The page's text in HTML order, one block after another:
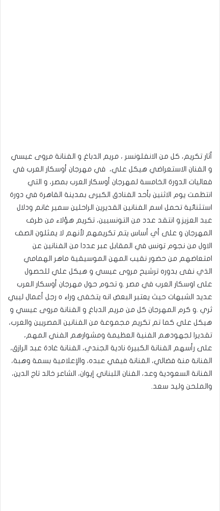
أثار تكريم، كل من الانفلونسر ، مريم الدباغ و الفنانة مروى عيسي
و الفنان الاستعراضي هيكل علي، في مهرجان أوسكار العرب في
فعاليات الدورة الخامسة لمهرجان أوسكار العرب بمصر، و التي
انتظمت يوم الاثنين بأحد الفنادق الكبرى بمدينة القاهرة في دورة
استثنائية تحمل اسم الفنانين القديرين الراحلين سمير غانم ودلال
عبد العزيز.و انتقد عدد من التونسيين، تكريم هؤلاء من طرف
المهرجان و على أي أساس يتم تكريمهم لأنهم لا يمثلون الصف
الاول من نجوم تونس في المقابل عبر عددا من الفنانين عن
امتعاضهم من حضور نقيب المهن الموسيقية ماهر الهمامي
الذي نفى بدوره ترشيح مروى عيسي و هيكل علي للحصول
على اوسكار العرب في مصر .و تحوم حول مهرجان أوسكار العرب
عديد الشبهات حيث يعتبر البعض انه يتخفى وراء ه رجل أعمال ليبي
ثري .و كرم المهرجان كل من مريم الدباغ و الفنانة مروى عيسي و
هيكل علي كما تم تكريم مجموعة من الفنانين المصريين والعرب،
تقديرا لجهودهم الفنية العظيمة ومشوارهم الفني المهم،
على رأسهم الفنانة الكبيرة نادية الجندي، الفنانة غادة عبد الرازق،
الفنانة منة فضالي، الفنانة فيفي عبده، والإعلامية بسمة وهبة،
الفنانة السعودية وعد، الفنان اللبناني إيوان، الشاعر خالد تاج الدين،
والملحن وليد سعد.